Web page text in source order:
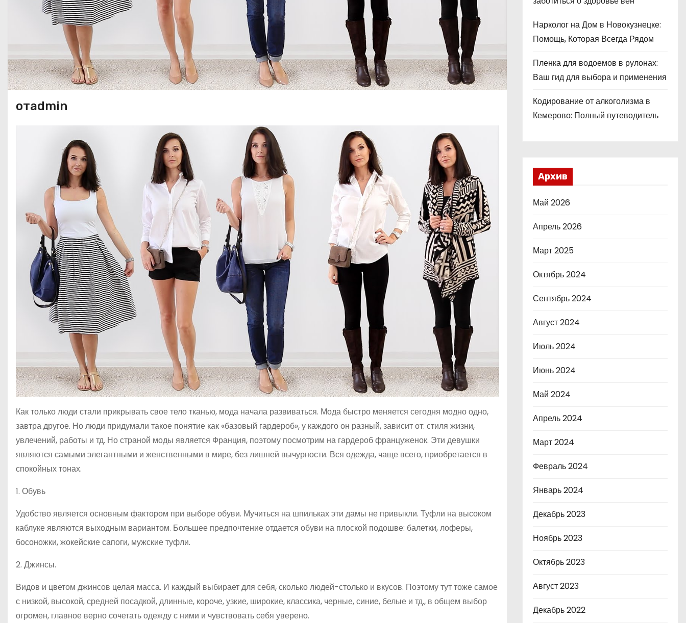
отadmin
Как только люди стали прикрывать свое тело тканью, мода начала развиваться. Мода быстро меняется сегодня модно одно,
завтра другое. Но люди придумали такое понятие как «базовый гардероб», у каждого он разный, зависит от: стиля жизни,
увлечений, работы и тд. Но страной моды является Франция, поэтому посмотрим на гардероб француженок. Эти девушки
являются самыми элегантными и женственными в мире, без лишней вычурности. Вся одежда, чаще всего, приобретается в
спокойных тонах.
1. Обувь
Удобство является основным фактором при выборе обуви. Мучиться на шпильках эти дамы не привыкли. Туфли на высоком
каблуке являются выходным вариантом. Большее предпочтение отдается обуви на плоской подошве: балетки, лоферы,
босоножки, жокейские сапоги, мужские туфли.
2. Джинсы.
Видов и цветом джинсов целая масса. И каждый выбирает для себя, сколько людей-столько и вкусов. Поэтому тут тоже самое
с низкой, высокой, средней посадкой, длинные, короче, узкие, широкие, классика, черные, синие, белые и тд., в общем выбор
огромен, главное верно сочетать одежду с ними и чувствовать себя уверено.
Нарколог на Дом в Новокузнецке:
Помощь, Которая Всегда Рядом
Пленка для водоемов в рулонах:
Ваш гид для выбора и применения
Кодирование от алкоголизма в
Кемерово: Полный путеводитель
Архив
Май 2026
Апрель 2026
Март 2025
Октябрь 2024
Сентябрь 2024
Август 2024
Июль 2024
Июнь 2024
Май 2024
Апрель 2024
Март 2024
Февраль 2024
Январь 2024
Декабрь 2023
Ноябрь 2023
Октябрь 2023
Август 2023
Декабрь 2022